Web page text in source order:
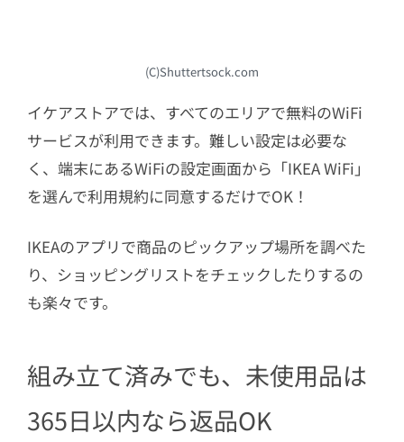
(C)Shuttertsock.com
イケアストアでは、すべてのエリアで無料のWiFi
サービスが利用できます。難しい設定は必要な
く、端末にあるWiFiの設定画面から「IKEA WiFi」
を選んで利用規約に同意するだけでOK！
IKEAのアプリで商品のピックアップ場所を調べた
り、ショッピングリストをチェックしたりするの
も楽々です。
組み立て済みでも、未使用品は
365日以内なら返品OK